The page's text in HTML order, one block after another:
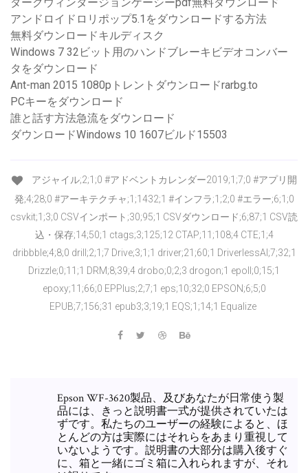
ダークウィンタージョンケーシーpdf無料ダウンロード
アンドロイドロリポップ5.1をダウンロードする方法
無料ダウンロードキルディスク
Windows 7 32ビット用のハンドブレーキビデオコンバー
タをダウンロード
Ant-man 2015 1080pトレントダウンロードrarbg.to
PCキーをダウンロード
誰と話す方法急流をダウンロード
ダウンロードWindows 10 1607ビルド15503
アジャイル;2;1;0 #アドベントカレンダー2019;1;7;0 #アプリ開
発;4;28;0 #アーキテクチャ;1;1432;1 #インフラ;1;2;0 #エラー;6;1;0
csvkit;1;3;0 CSVインポート;30;95;1 CSVダウンロード;6;87;1 CSV読
込・保存;14;50;1 ctags;3;125;12 CTAP;11;108;4 CTE;1;4
dribbble;4;8;0 drill;2;1;7 Drive;3;1;1 driver;21;60;1 DriverlessAI;7;32;1
Drizzle;0;11;1 DRM;8;39;4 drobo;0;2;3 drogon;1 epoll;0;15;1
epoxy;11;66;0 EPPlus;2;7;1 eps;10;32;0 EPSON;6;5;0
EPUB;7;156;31 epub3;3;19;1 EQS;1;14;1 Equalize
Epson WF-3620製品、及びあなたが日常使う製
品には、きっと説明書一式が提供されていたは
ずです。私たちのユーザーの経験によると、ほ
とんどの方は実際にはそれらをあまり重視して
いないようです。説明書の大部分は購入後すぐ
に、箱と一緒にゴミ箱に入れられますが、それ